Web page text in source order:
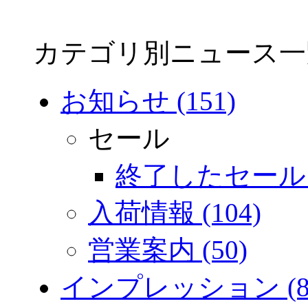
カテゴリ別ニュース
お知らせ (151)
セール
終了したセー
入荷情報 (104)
営業案内 (50)
インプレッション